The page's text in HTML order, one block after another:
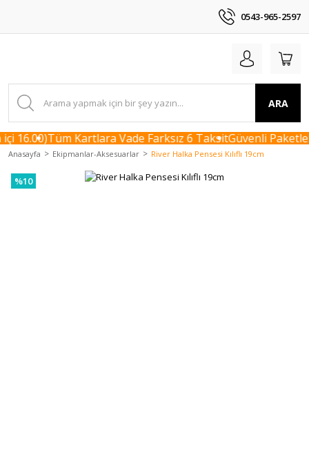
0543-965-2597
ARA
16.00)Tüm Kartlara Vade Farksız 6 TaksitGüvenli
Anasayfa Ekipmanlar-Aksesuarlar River Halka Pensesi Kılıflı 19cm
%10